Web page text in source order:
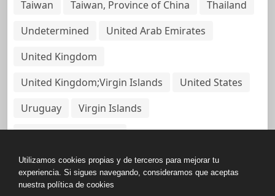
Taiwan
Taiwan, Province of China
Thailand
Undetermined
United Arab Emirates
United Kingdom
United Kingdom;Virgin Islands
United States
Uruguay
Virgin Islands
Virgin Islands, British
Utilizamos cookies propias y de terceros para mejorar tu
experiencia. Si sigues navegando, consideramos que aceptas
nuestra política de cookies